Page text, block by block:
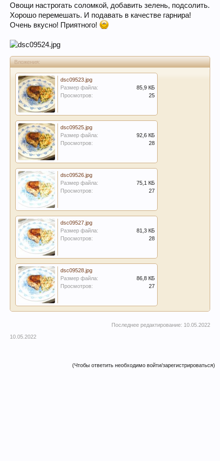
Овощи настрогать соломкой, добавить зелень, подсолить.
Хорошо перемешать. И подавать в качестве гарнира!
Очень вкусно! Приятного!
Вложения:
dsc09523.jpg
Размер файла:
85,9 КБ
Просмотров:
25
dsc09525.jpg
Размер файла:
92,6 КБ
Просмотров:
28
dsc09526.jpg
Размер файла:
75,1 КБ
Просмотров:
27
dsc09527.jpg
Размер файла:
81,3 КБ
Просмотров:
28
dsc09528.jpg
Размер файла:
86,8 КБ
Просмотров:
27
Последнее редактирование: 10.05.2022
10.05.2022
(Чтобы ответить необходимо войти/зарегистрироваться)